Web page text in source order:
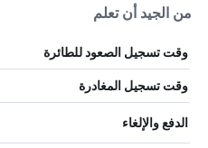
من الجيد أن تعلم
وقت تسجيل الصعود للطائرة
وقت تسجيل المغادرة
الدفع والإلغاء